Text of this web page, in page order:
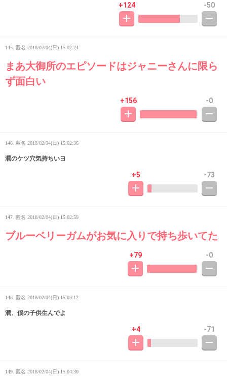
+124 -50
145. 匿名 2018/02/04(日) 15:02:24
まあ大御所のエピソードはジャニーさんに限ら
ず面白い
+156 -0
146. 匿名 2018/02/04(日) 15:02:36
潤のケツ穴気持ちいヨ
+5 -73
147. 匿名 2018/02/04(日) 15:02:59
ブルーベリーガムがお気に入りで持ち歩いてた
+79 -0
148. 匿名 2018/02/04(日) 15:03:12
潤、僕の子供生んでよ
+4 -71
149. 匿名 2018/02/04(日) 15:04:30